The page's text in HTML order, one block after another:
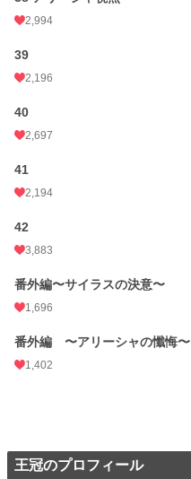
2,994
39
2,196
40
2,697
41
2,194
42
3,883
番外編〜サイラスの決意〜
1,696
番外編 〜アリーシャの懺悔〜
1,402
王冠のプロフィール